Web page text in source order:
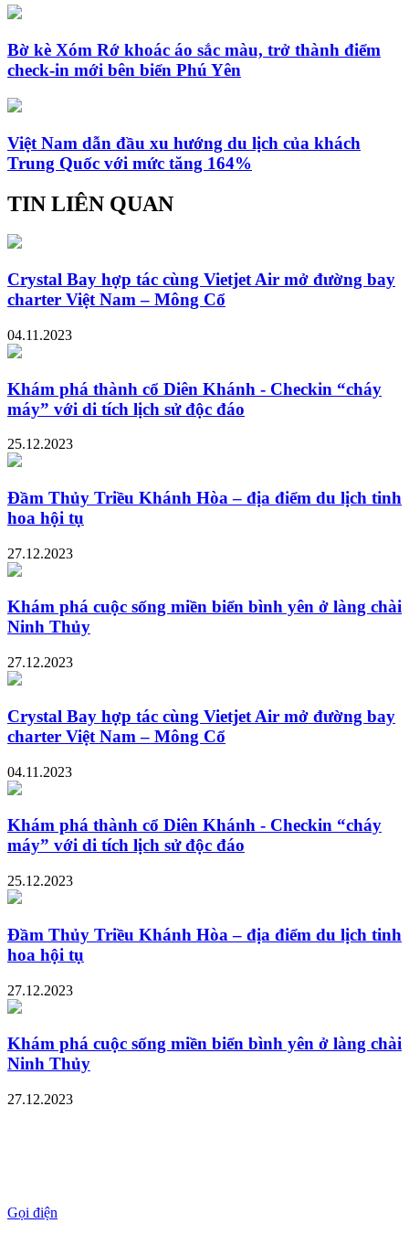
Bờ kè Xóm Rớ khoác áo sắc màu, trở thành điểm
check-in mới bên biển Phú Yên
Việt Nam dẫn đầu xu hướng du lịch của khách
Trung Quốc với mức tăng 164%
TIN LIÊN QUAN
Crystal Bay hợp tác cùng Vietjet Air mở đường bay
charter Việt Nam – Mông Cổ
04.11.2023
Khám phá thành cổ Diên Khánh - Checkin “cháy
máy” với di tích lịch sử độc đáo
25.12.2023
Đầm Thủy Triều Khánh Hòa – địa điểm du lịch tinh
hoa hội tụ
27.12.2023
Khám phá cuộc sống miền biển bình yên ở làng chài
Ninh Thủy
27.12.2023
Crystal Bay hợp tác cùng Vietjet Air mở đường bay
charter Việt Nam – Mông Cổ
04.11.2023
Khám phá thành cổ Diên Khánh - Checkin “cháy
máy” với di tích lịch sử độc đáo
25.12.2023
Đầm Thủy Triều Khánh Hòa – địa điểm du lịch tinh
hoa hội tụ
27.12.2023
Khám phá cuộc sống miền biển bình yên ở làng chài
Ninh Thủy
27.12.2023
Gọi điện